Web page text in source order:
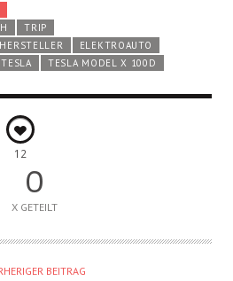
TRIP
ELEKTROAUTO
TESLA TESLA MODEL X 100D
12
0
X GETEILT
BEITRAG